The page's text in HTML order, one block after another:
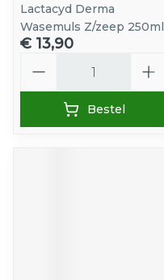
Lactacyd Derma
Wasemuls Z/zeep 250ml
€ 13,90
Bestel